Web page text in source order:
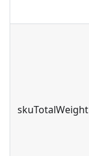
skuTotalWeight